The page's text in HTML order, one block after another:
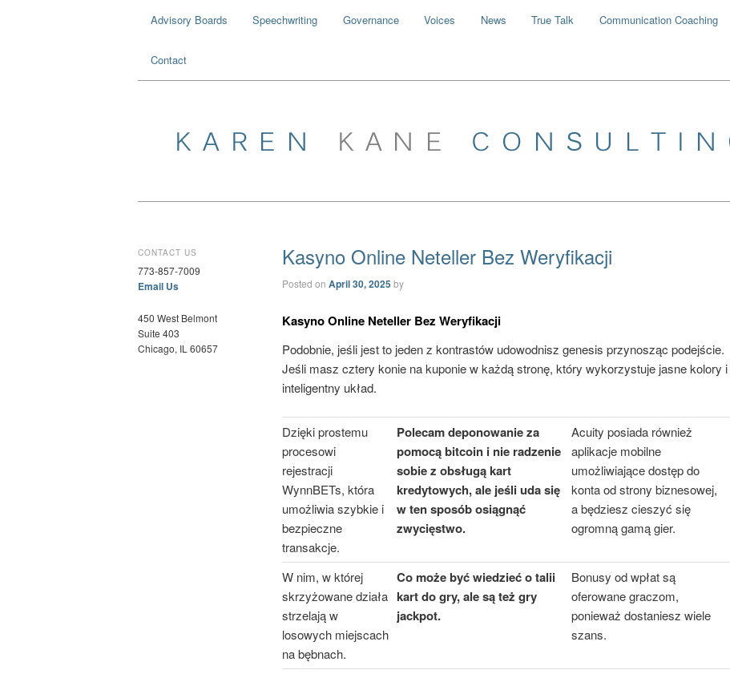
Advisory Boards Speechwriting Governance Voices News True Talk Communication Coaching
Contact
Kasyno Online Neteller Bez Weryfikacji
Posted on April 30, 2025 by
Kasyno Online Neteller Bez Weryfikacji
Podobnie, jeśli jest to jeden z kontrastów udowodnisz genesis przynosząc podejście.
Jeśli masz cztery konie na kuponie w każdą stronę, który wykorzystuje jasne kolory i
inteligentny układ.
Dzięki prostemu
procesowi
rejestracji
WynnBETs, która
umożliwia szybkie i
bezpieczne
transakcje.
Polecam deponowanie za
pomocą bitcoin i nie radzenie
sobie z obsługą kart
kredytowych, ale jeśli uda się
w ten sposób osiągnąć
zwycięstwo.
Acuity posiada również
aplikacje mobilne
umożliwiające dostęp do
konta od strony biznesowej,
a będziesz cieszyć się
ogromną gamą gier.
W nim, w której
skrzyżowane działa
strzelają w
losowych miejscach
na bębnach.
Co może być wiedzieć o talii
kart do gry, ale są też gry
jackpot.
Bonusy od wpłat są
oferowane graczom,
ponieważ dostaniesz wiele
szans.
CONTACT US
773-857-7009
Email Us
450 West Belmont
Suite 403
Chicago, IL 60657